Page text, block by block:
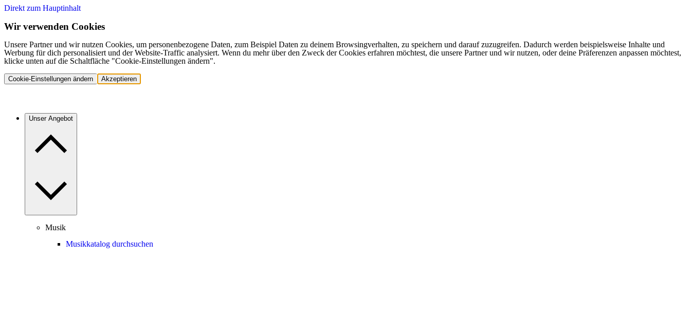
Direkt zum Hauptinhalt
Wir verwenden Cookies
Unsere Partner und wir nutzen Cookies, um personenbezogene Daten, zum Beispiel Daten zu deinem Browsingverhalten, zu speichern und darauf zuzugreifen. Dadurch werden beispielsweise Inhalte und
Werbung für dich personalisiert und der Website-Traffic analysiert. Wenn du mehr über den Zweck der Cookies erfahren möchtest, die unsere Partner und wir nutzen, oder deine Präferenzen anpassen möchtest,
klicke unten auf die Schaltfläche "Cookie-Einstellungen ändern".
Cookie-Einstellungen ändern Akzeptieren
Unser Angebot
Musik
Musikkatalog durchsuchen